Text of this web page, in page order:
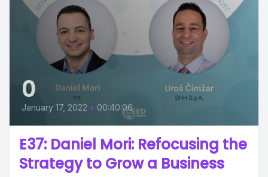
0
January 17, 2022 • 00:40:06
E37: Daniel Mori: Refocusing the
Strategy to Grow a Business